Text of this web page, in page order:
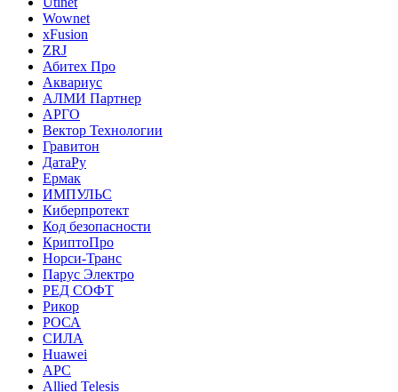
Wownet
xFusion
ZRJ
Абитех Про
Аквариус
АЛМИ Партнер
АРГО
Вектор Технологии
Гравитон
ДатаРу
Ермак
ИМПУЛЬС
Киберпротект
Код безопасности
КриптоПро
Норси-Транс
Парус Электро
РЕД СОФТ
Рикор
РОСА
СИЛА
Huawei
APC
Allied Telesis